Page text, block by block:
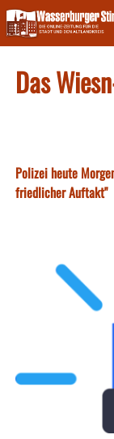
Skip
to
content
Das
Polizei heute
friedlicher Auftakt"